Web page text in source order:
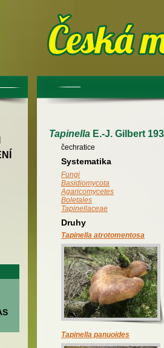
Tapinella E.-J. Gilbert
čechratice
Systematika
Fungi
Basidiomycota
Agaricomycetes
Boletales
Tapinellaceae
Druhy
Tapinella atrotomentosa
Tapinella panuoides